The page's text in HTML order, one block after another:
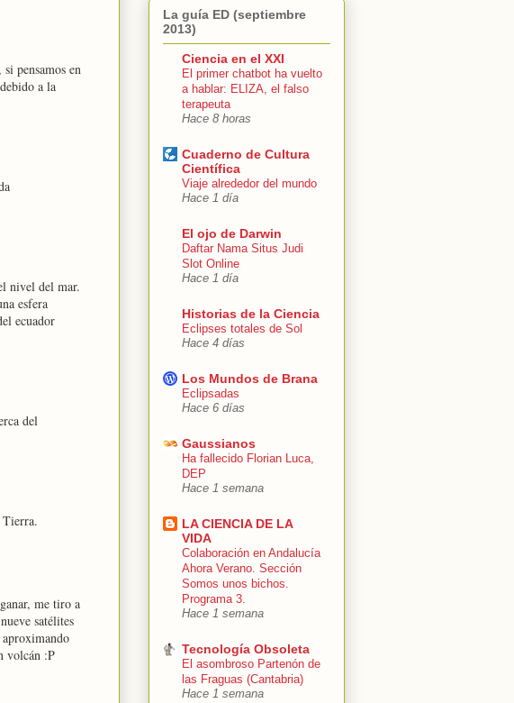
pensamos en
a la
nivel del mar.
esfera
ecuador
del
Tierra.
me tiro a
satélites
volcán :P
La guía ED (septiembre
2013)
Ciencia en el XXI
El primer chatbot ha vuelto
a hablar: ELIZA, el falso
terapeuta
Hace 8 horas
Cuaderno de Cultura
Científica
Viaje alrededor del mundo
Hace 1 día
El ojo de Darwin
Daftar Nama Situs Judi
Slot Online
Hace 1 día
Historias de la Ciencia
Eclipses totales de Sol
Hace 4 días
Los Mundos de Brana
Eclipsadas
Hace 6 días
Gaussianos
Ha fallecido Florian Luca,
DEP
Hace 1 semana
LA CIENCIA DE LA
VIDA
Colaboración en Andalucía
Ahora Verano. Sección
Somos unos bichos.
Programa 3.
Hace 1 semana
Tecnología Obsoleta
El asombroso Partenón de
las Fraguas (Cantabria)
Hace 1 semana